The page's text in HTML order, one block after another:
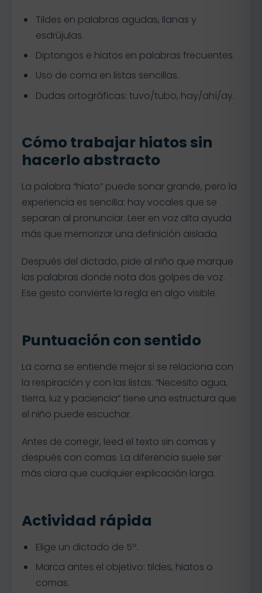
Tildes en palabras agudas, llanas y
esdrújulas.
Diptongos e hiatos en palabras frecuentes.
Uso de coma en listas sencillas.
Dudas ortográficas: tuvo/tubo, hay/ahí/ay.
Cómo trabajar hiatos sin
hacerlo abstracto
La palabra “hiato” puede sonar grande, pero la
experiencia es sencilla: hay vocales que se
separan al pronunciar. Leer en voz alta ayuda
más que memorizar una definición aislada.
Después del dictado, pide al niño que marque
las palabras donde nota dos golpes de voz.
Ese gesto convierte la regla en algo visible.
Puntuación con sentido
La coma se entiende mejor si se relaciona con
la respiración y con las listas. “Necesito agua,
tierra, luz y paciencia” tiene una estructura que
el niño puede escuchar.
Antes de corregir, leed el texto sin comas y
después con comas. La diferencia suele ser
más clara que cualquier explicación larga.
Actividad rápida
Elige un dictado de 5º.
Marca antes el objetivo: tildes, hiatos o
comas.